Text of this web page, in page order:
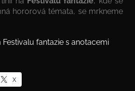
hororová témata, se mrkneme
fantazie s anotacemi
X